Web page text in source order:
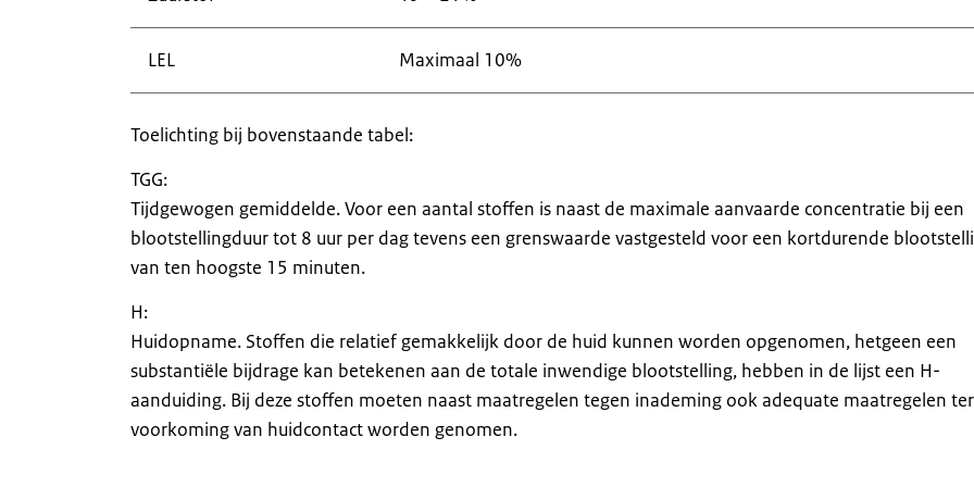
LEL Maximaal 10%
Toelichting bij bovenstaande tabel:
TGG:
Tijdgewogen gemiddelde. Voor een aantal stoffen is naast de maximale aanvaarde concentratie bij een
blootstellingduur tot 8 uur per dag tevens een grenswaarde vastgesteld voor een kortdurende
van ten hoogste 15 minuten.
H:
Huidopname. Stoffen die relatief gemakkelijk door de huid kunnen worden opgenomen, hetgeen een
substantiële bijdrage kan betekenen aan de totale inwendige blootstelling, hebben in de lijst een H-
aanduiding. Bij deze stoffen moeten naast maatregelen tegen inademing ook adequate maatregelen ter
voorkoming van huidcontact worden genomen.